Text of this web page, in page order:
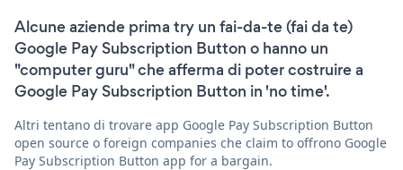
Alcune aziende prima try un fai-da-te (fai da te)
Google Pay Subscription Button o hanno un
"computer guru" che afferma di poter costruire a
Google Pay Subscription Button in 'no time'.
Altri tentano di trovare app Google Pay Subscription Button
open source o foreign companies che claim to offrono Google
Pay Subscription Button app for a bargain.